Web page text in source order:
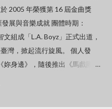
2005 年榮獲第 16 屆金曲獎
展與音樂成就 團體時期：
組成「L.A. Boyz」正式出道，
灣，掀起流行旋風。 個人發
妳身邊》，隨後推出《馬戲團猴
杰倫、王力宏等強敵，奪得金
影《杜拉拉升職記》並演唱主